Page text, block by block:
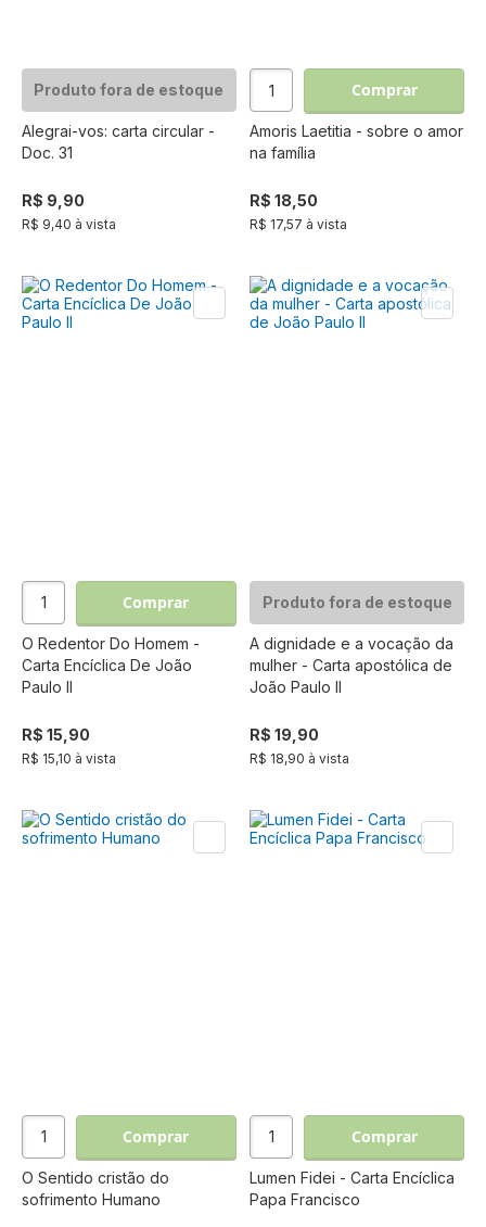
Produto fora de estoque
Alegrai-vos: carta circular -
Doc. 31
R$ 9,90
R$ 9,40 à vista
Comprar
Amoris Laetitia - sobre o amor
na família
R$ 18,50
R$ 17,57 à vista
Comprar
O Redentor Do Homem -
Carta Encíclica De João
Paulo II
R$ 15,90
R$ 15,10 à vista
Produto fora de estoque
A dignidade e a vocação da
mulher - Carta apostólica de
João Paulo II
R$ 19,90
R$ 18,90 à vista
Comprar
O Sentido cristão do
sofrimento Humano
Comprar
Lumen Fidei - Carta Encíclica
Papa Francisco